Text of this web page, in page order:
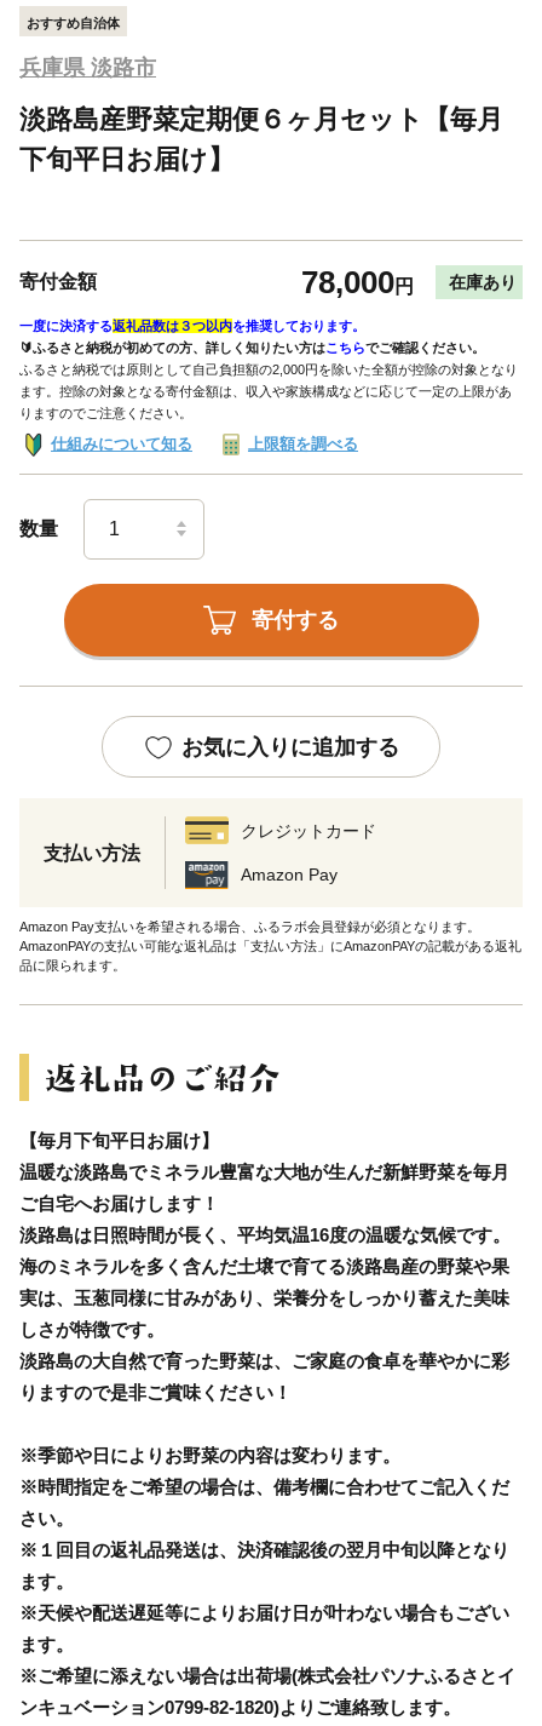
おすすめ自治体
兵庫県 淡路市
淡路島産野菜定期便６ヶ月セット【毎月
下旬平日お届け】
寄付金額 78,000円 在庫あり
一度に決済する返礼品数は３つ以内を推奨しております。
🔰ふるさと納税が初めての方、詳しく知りたい方はこちらでご確認ください。
ふるさと納税では原則として自己負担額の2,000円を除いた全額が控除の対象となり
ます。控除の対象となる寄付金額は、収入や家族構成などに応じて一定の上限があ
りますのでご注意ください。
仕組みについて知る 上限額を調べる
数量
寄付する
お気に入りに追加する
支払い方法
クレジットカード
Amazon Pay
Amazon Pay支払いを希望される場合、ふるラボ会員登録が必須となります。
AmazonPAYの支払い可能な返礼品は「支払い方法」にAmazonPAYの記載がある返礼
品に限られます。
【毎月下旬平日お届け】
温暖な淡路島でミネラル豊富な大地が生んだ新鮮野菜を毎月
ご自宅へお届けします！
淡路島は日照時間が長く、平均気温16度の温暖な気候です。
海のミネラルを多く含んだ土壌で育てる淡路島産の野菜や果
実は、玉葱同様に甘みがあり、栄養分をしっかり蓄えた美味
しさが特徴です。
淡路島の大自然で育った野菜は、ご家庭の食卓を華やかに彩
りますので是非ご賞味ください！
※季節や日によりお野菜の内容は変わります。
※時間指定をご希望の場合は、備考欄に合わせてご記入くだ
さい。
※１回目の返礼品発送は、決済確認後の翌月中旬以降となり
ます。
※天候や配送遅延等によりお届け日が叶わない場合もござい
ます。
※ご希望に添えない場合は出荷場(株式会社パソナふるさとイ
ンキュベーション0799-82-1820)よりご連絡致します。